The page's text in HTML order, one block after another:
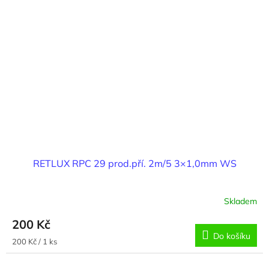
RETLUX RPC 29 prod.pří. 2m/5 3×1,0mm WS
Skladem
200 Kč
Měrná
cena:
200 Kč / 1 ks Do košíku